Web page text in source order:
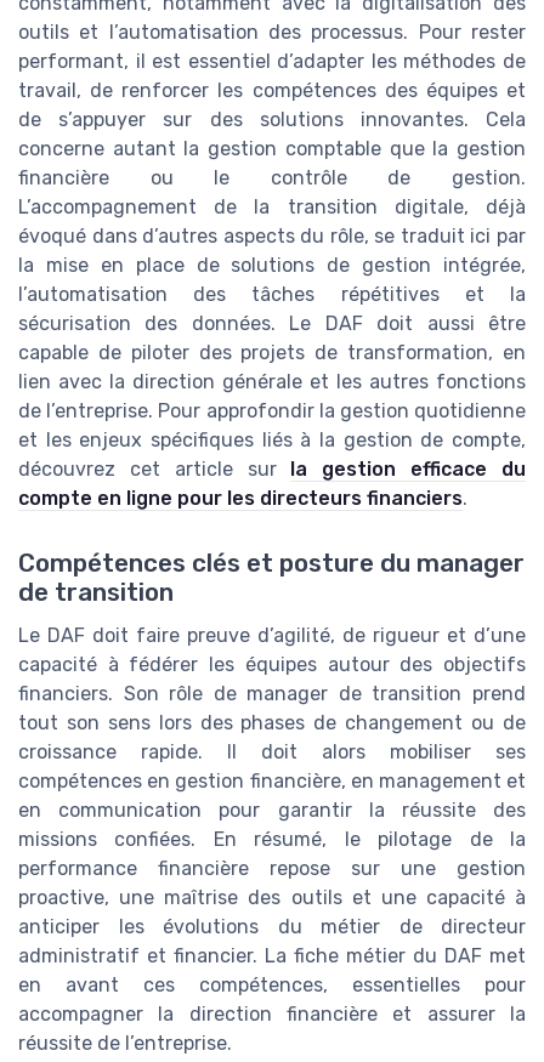
outils et l’automatisation des processus. Pour rester
performant, il est essentiel d’adapter les méthodes de
travail, de renforcer les compétences des équipes et
de s’appuyer sur des solutions innovantes. Cela
concerne autant la gestion comptable que la gestion
financière ou le contrôle de gestion.
L’accompagnement de la transition digitale, déjà
évoqué dans d’autres aspects du rôle, se traduit ici par
la mise en place de solutions de gestion intégrée,
l’automatisation des tâches répétitives et la
sécurisation des données. Le DAF doit aussi être
capable de piloter des projets de transformation, en
lien avec la direction générale et les autres fonctions
de l’entreprise. Pour approfondir la gestion quotidienne
et les enjeux spécifiques liés à la gestion de compte,
découvrez cet article sur la gestion efficace du
compte en ligne pour les directeurs financiers.
Compétences clés et posture du manager
de transition
Le DAF doit faire preuve d’agilité, de rigueur et d’une
capacité à fédérer les équipes autour des objectifs
financiers. Son rôle de manager de transition prend
tout son sens lors des phases de changement ou de
croissance rapide. Il doit alors mobiliser ses
compétences en gestion financière, en management et
en communication pour garantir la réussite des
missions confiées. En résumé, le pilotage de la
performance financière repose sur une gestion
proactive, une maîtrise des outils et une capacité à
anticiper les évolutions du métier de directeur
administratif et financier. La fiche métier du DAF met
en avant ces compétences, essentielles pour
accompagner la direction financière et assurer la
réussite de l’entreprise.